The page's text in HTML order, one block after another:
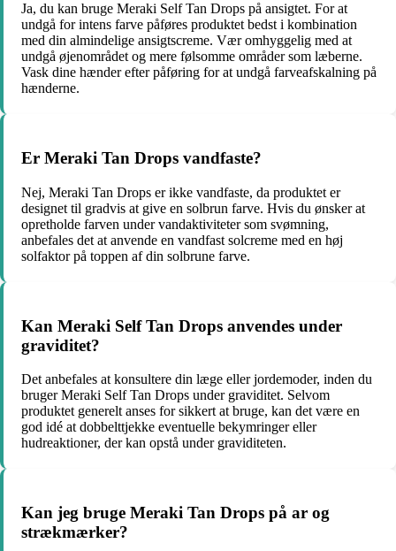
Ja, du kan bruge Meraki Self Tan Drops på ansigtet. For at
undgå for intens farve påføres produktet bedst i kombination
med din almindelige ansigtscreme. Vær omhyggelig med at
undgå øjenområdet og mere følsomme områder som læberne.
Vask dine hænder efter påføring for at undgå farveafskalning på
hænderne.
Er Meraki Tan Drops vandfaste?
Nej, Meraki Tan Drops er ikke vandfaste, da produktet er
designet til gradvis at give en solbrun farve. Hvis du ønsker at
opretholde farven under vandaktiviteter som svømning,
anbefales det at anvende en vandfast solcreme med en høj
solfaktor på toppen af din solbrune farve.
Kan Meraki Self Tan Drops anvendes under
graviditet?
Det anbefales at konsultere din læge eller jordemoder, inden du
bruger Meraki Self Tan Drops under graviditet. Selvom
produktet generelt anses for sikkert at bruge, kan det være en
god idé at dobbelttjekke eventuelle bekymringer eller
hudreaktioner, der kan opstå under graviditeten.
Kan jeg bruge Meraki Tan Drops på ar og
strækmærker?